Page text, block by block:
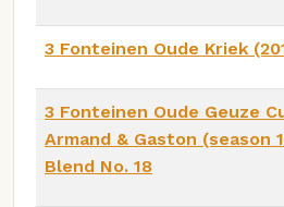
3 Fonteinen Oude Kriek
3 Fonteinen Oude Geuze
Armand & Gaston (season
Blend No. 18